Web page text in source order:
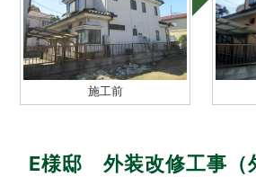
施工前
E様邸 外装改修工事（